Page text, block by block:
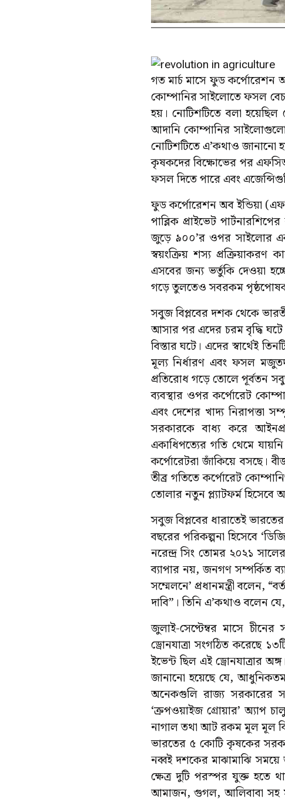
গত মার্চ মাসে ফুড কর্পোরেশন
কোম্পানির সাইলোতে ফসল
হয়। নোটিশটিতে বলা
আদানি কোম্পানির
নোটিশটিতে এ’কথাও জানানো
কৃষকদের বিক্ষোভের পর
ফসল দিতে পারে এবং
ফুড কর্পোরেশন অব ইন্ডিয়া
পাব্লিক প্রাইভেট
জুড়ে ৯০০’র ওপর সাইলোর এক
স্বয়ংক্রিয় শস্য প্রক্রিয়াকরণ
এসবের জন্য ভর্তুকি দেওয়া
গড়ে তুলতেও সবরকম
সবুজ বিপ্লবের দশক থেকে
আসার পর এদের চরম বৃদ্ধি
বিস্তার ঘটে। এদের স্বার্থেই
মূল্য নির্ধারণ এবং ফসল
প্রতিরোধ গড়ে তোলে পূর্বতন
ব্যবস্থার ওপর কর্পোরেট
এবং দেশের খাদ্য নিরাপত্তা
সরকারকে বাধ্য করে
একাধিপত্যের গতি থেমে
কর্পোরেটরা জাঁকিয়ে বসছে।
তীব্র গতিতে কর্পোরেট
তোলার নতুন প্ল্যাটফর্ম হিসেবে
সবুজ বিপ্লবের ধারাতেই
বছরের পরিকল্পনা হিসেবে
নরেন্দ্র সিং তোমর ২০২১
ব্যাপার নয়, জনগণ সম্পর্কিত
সম্মেলনে’ প্রধানমন্ত্রী বলেন,
দাবি”। তিনি এ’কথাও বলেন
জুলাই-সেপ্টেম্বর মাসে
ড্রোনযাত্রা সংগঠিত করেছে
ইভেন্ট ছিল এই ড্রোনযাত্রার
জানানো হয়েছে যে,
অনেকগুলি রাজ্য সরকারের
‘ক্রপওয়াইজ গ্রোয়ার’ অ্যাপ
নাগাল তথা আট রকম মূল মূল
ভারতের ৫ কোটি কৃষকের
নব্বই দশকের মাঝামাঝি
ক্ষেত্র দুটি পরস্পর যুক্ত হতে
আমাজন, গুগল, আলিবাবা সহ